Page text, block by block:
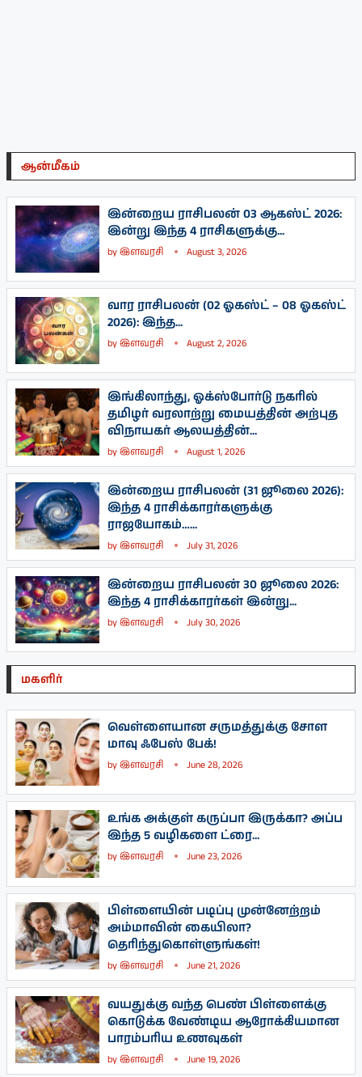
ஆன்மீகம்
இன்றைய ராசிபலன் 03 ஆகஸ்ட் 2026:
இன்று இந்த 4 ராசிகளுக்கு...
byஇளவரசி August 3, 2026
வார ராசிபலன் (02 ஓகஸ்ட் – 08 ஓகஸ்ட்
2026): இந்த...
byஇளவரசி August 2, 2026
இங்கிலாந்து, ஓக்ஸ்போர்டு நகரில்
தமிழர் வரலாற்று மையத்தின் அற்புத
விநாயகர் ஆலயத்தின்...
byஇளவரசி August 1, 2026
இன்றைய ராசிபலன் (31 ஜூலை 2026):
இந்த 4 ராசிக்காரர்களுக்கு
ராஜயோகம்…...
byஇளவரசி July 31, 2026
இன்றைய ராசிபலன் 30 ஜூலை 2026:
இந்த 4 ராசிக்காரர்கள் இன்று...
byஇளவரசி July 30, 2026
மகளிர்
வெள்ளையான சருமத்துக்கு சோள
மாவு ஃபேஸ் பேக்!
byஇளவரசி June 28, 2026
உங்க அக்குள் கருப்பா இருக்கா? அப்ப
இந்த 5 வழிகளை ட்ரை...
byஇளவரசி June 23, 2026
பிள்ளையின் படிப்பு முன்னேற்றம்
அம்மாவின் கையிலா?
தெரிந்துகொள்ளுங்கள்!
byஇளவரசி June 21, 2026
வயதுக்கு வந்த பெண் பிள்ளைக்கு
கொடுக்க வேண்டிய ஆரோக்கியமான
பாரம்பரிய உணவுகள்
byஇளவரசி June 19, 2026